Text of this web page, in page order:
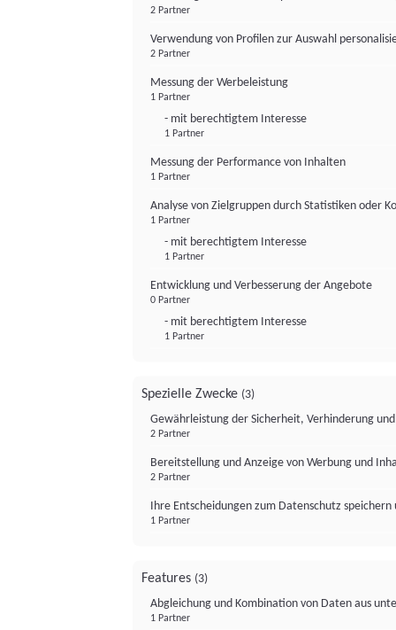
2 Partner
Verwendung von Profilen zur Auswahl
2 Partner
Messung der Werbeleistung
1 Partner
- mit berechtigtem Interesse
1 Partner
Messung der Performance von Inhalten
1 Partner
Analyse von Zielgruppen durch Statistiken oder
1 Partner
- mit berechtigtem Interesse
1 Partner
Entwicklung und Verbesserung der Angebote
0 Partner
- mit berechtigtem Interesse
1 Partner
Spezielle Zwecke (3)
Gewährleistung der Sicherheit, Verhinderung
2 Partner
Bereitstellung und Anzeige von Werbung und
2 Partner
Ihre Entscheidungen zum Datenschutz
1 Partner
Features (3)
Abgleichung und Kombination von Daten aus
1 Partner